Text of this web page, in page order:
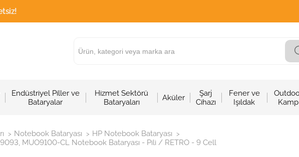
Endüstriyel Piller ve
Bataryalar
Hizmet Sektörü
Bataryaları
Aküler
Şarj
Cihazı
Fener ve
Işıldak
Kamp
> Notebook Bataryası > HP Notebook Bataryası >
MUO9100-CL Notebook Bataryası - Pili / RETRO - 9 Cell